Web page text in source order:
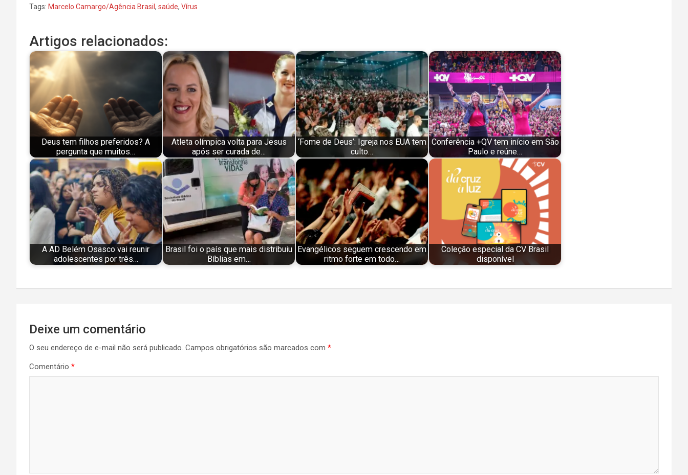
Tags: Marcelo Camargo/Agência Brasil , saúde, Vírus
Artigos relacionados:
Deus tem filhos preferidos? A
pergunta que muitos…
Atleta olímpica volta para Jesus
após ser curada de…
‘Fome de Deus’: Igreja nos EUA tem
culto…
Conferência +QV tem início em São
Paulo e reúne…
A AD Belém Osasco vai reunir
adolescentes por três…
Brasil foi o país que mais distribuiu
Bíblias em…
Evangélicos seguem crescendo em
ritmo forte em todo…
Coleção especial da CV Brasil
disponível
de
Post
Deixe um comentário
O seu endereço de e-mail não será publicado. Campos obrigatórios são marcados com *
Comentário *